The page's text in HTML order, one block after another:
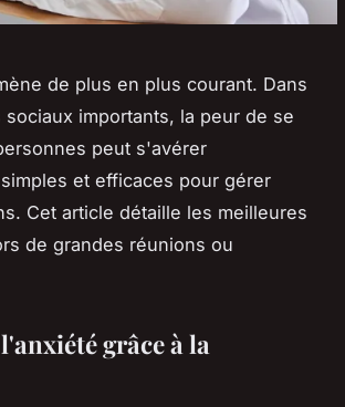
de plus en plus courant. Dans
importants, la peur de se
peut s'avérer
et efficaces pour gérer
Cet article détaille les meilleures
de grandes réunions ou
grâce à la